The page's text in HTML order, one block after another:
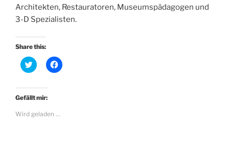
Architekten, Restauratoren, Museumspädagogen und
3-D Spezialisten.
Share this:
K
l
k
,
u
m
ü
K
l
a
Gefällt mir:
Wird geladen …